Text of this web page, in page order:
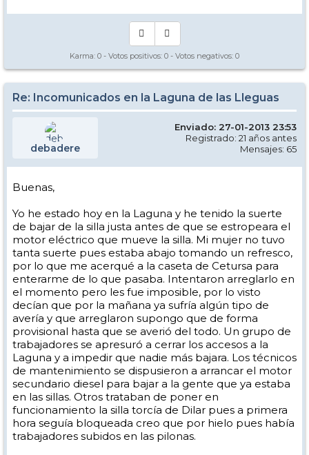
Karma: 0 - Votos positivos: 0 - Votos negativos: 0
Re: Incomunicados en la Laguna de las Lleguas
debadere
Enviado: 27-01-2013 23:53
Registrado: 21 años antes
Mensajes: 65
Buenas,
Yo he estado hoy en la Laguna y he tenido la suerte
de bajar de la silla justa antes de que se estropeara el
motor eléctrico que mueve la silla. Mi mujer no tuvo
tanta suerte pues estaba abajo tomando un refresco,
por lo que me acerqué a la caseta de Cetursa para
enterarme de lo que pasaba. Intentaron arreglarlo en
el momento pero les fue imposible, por lo visto
decían que por la mañana ya sufría algún tipo de
avería y que arreglaron supongo que de forma
provisional hasta que se averió del todo. Un grupo de
trabajadores se apresuró a cerrar los accesos a la
Laguna y a impedir que nadie más bajara. Los técnicos
de mantenimiento se dispusieron a arrancar el motor
secundario diesel para bajar a la gente que ya estaba
en las sillas. Otros trataban de poner en
funcionamiento la silla torcía de Dilar pues a primera
hora seguía bloqueada creo que por hielo pues había
trabajadores subidos en las pilonas.